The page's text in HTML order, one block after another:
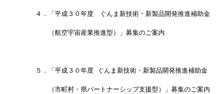
４．「平成３０年度　ぐんま新技術・新製品開発推進補助金
（航空宇宙産業推進型）」募集のご案内
５．「平成３０年度 ぐんま新技術・新製品開発推進補助金
（市町村・県パートナーシップ支援型）」募集のご案内